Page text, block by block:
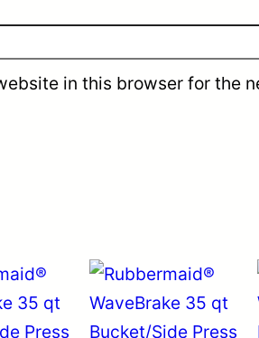
r
R
o
l
in this browser for the